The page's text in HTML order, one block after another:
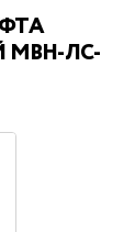
МВН-ЛС-